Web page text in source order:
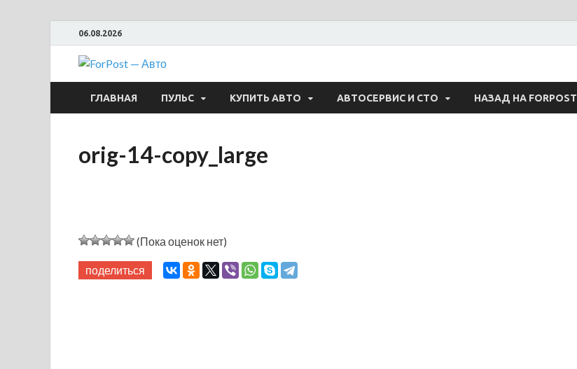
06.08.2026
ForPost — Авто
ГЛАВНАЯ ПУЛЬС КУПИТЬ АВТО АВТОСЕРВИС И СТО НАЗАД НА FORPOST
orig-14-copy_large
(Пока оценок нет)
поделиться